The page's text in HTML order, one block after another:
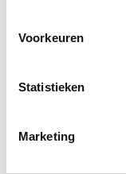
Voorkeuren
Statistieken
Marketing